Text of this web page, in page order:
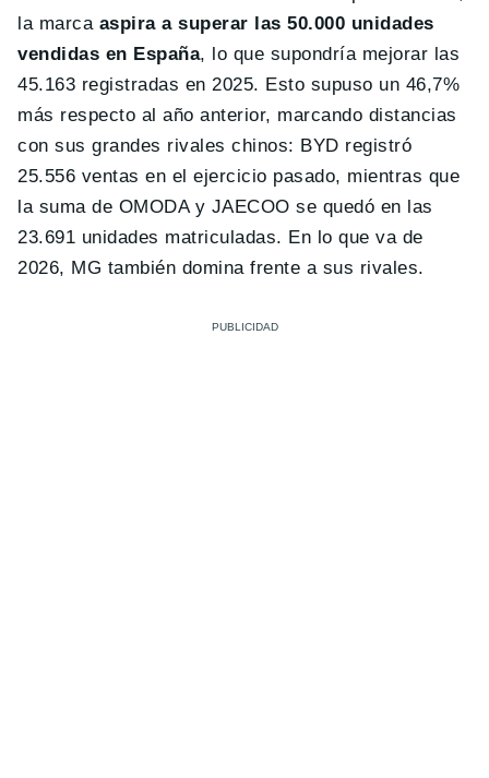
la marca aspira a superar las 50.000 unidades
vendidas en España, lo que supondría mejorar las
45.163 registradas en 2025. Esto supuso un 46,7%
más respecto al año anterior, marcando distancias
con sus grandes rivales chinos: BYD registró
25.556 ventas en el ejercicio pasado, mientras que
la suma de OMODA y JAECOO se quedó en las
23.691 unidades matriculadas. En lo que va de
2026, MG también domina frente a sus rivales.